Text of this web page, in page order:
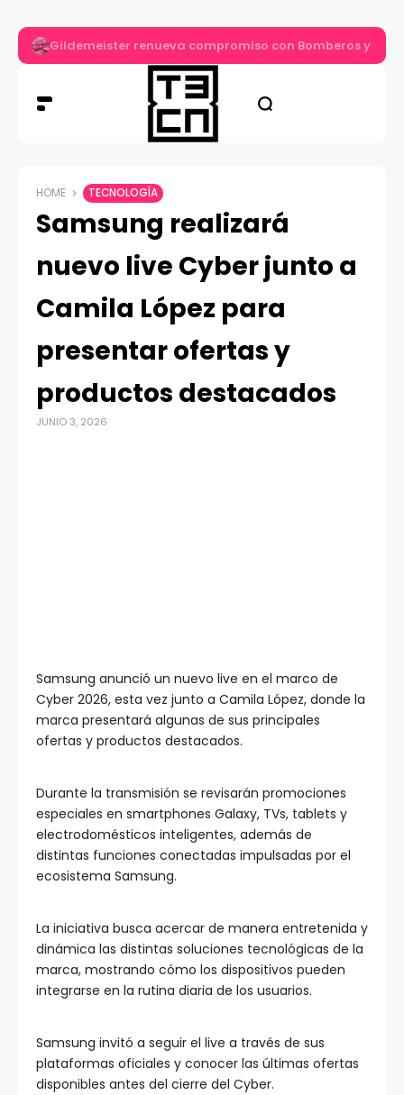
Gildemeister renueva compromiso con Bomberos y
HOME TECNOLOGÍA
Samsung realizará
nuevo live Cyber junto a
Camila López para
presentar ofertas y
productos destacados
JUNIO 3, 2026
Samsung anunció un nuevo live en el marco de
Cyber 2026, esta vez junto a Camila López, donde la
marca presentará algunas de sus principales
ofertas y productos destacados.
Durante la transmisión se revisarán promociones
especiales en smartphones Galaxy, TVs, tablets y
electrodomésticos inteligentes, además de
distintas funciones conectadas impulsadas por el
ecosistema Samsung.
La iniciativa busca acercar de manera entretenida y
dinámica las distintas soluciones tecnológicas de la
marca, mostrando cómo los dispositivos pueden
integrarse en la rutina diaria de los usuarios.
Samsung invitó a seguir el live a través de sus
plataformas oficiales y conocer las últimas ofertas
disponibles antes del cierre del Cyber.